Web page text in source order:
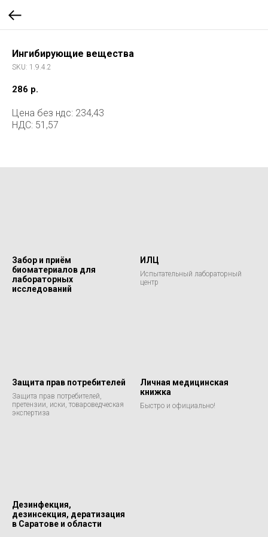
Ингибирующие вещества
SKU: 1.9.4.2
286 р.
Цена без ндс: 234,43
НДС: 51,57
Забор и приём
биоматериалов для
лабораторных
исследований
ИЛЦ
Испытательный лабораторный
центр
Защита прав потребителей
Защита прав потребителей,
претензии, иски, товароведческая
экспертиза
Личная медицинская
книжка
Быстро и официально!
Дезинфекция,
дезинсекция, дератизация
в Саратове и области